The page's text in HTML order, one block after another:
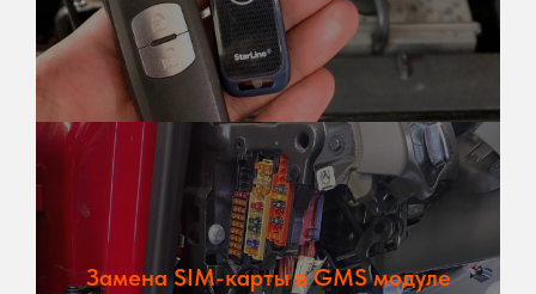
Замена SIM-карты в GMS модуле